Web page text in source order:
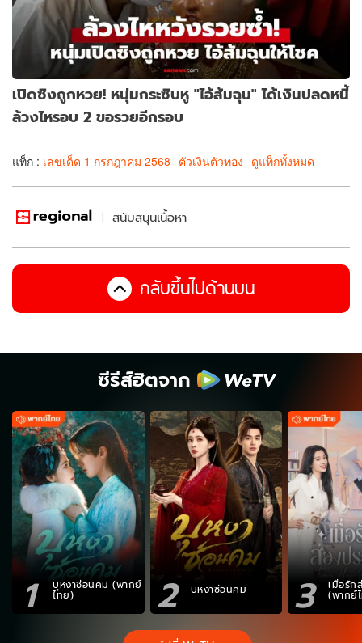
เปิดซิงถูกหวย! หนุ่มกระซิบหู "ไอ้ส้มฉุน" ได้เงินปลดหนี้
ล้วงไหรอบ 2 ขอรวยอีกรอบ
แท็ก : เลขเด็ด 1 กรกฎาคม 2568 ตัวเงินตัวทอง ดูแท็กทั้งหมด
สนับสนุนเนื้อหา
กลับขึ้นไปด้านบน
ซีรีส์ฮิตจาก
1 บุหงาซ่อนคม (พากย์
ไทย) 2 บุหงาซ่อนคม 3 เมื่อรัก
(พากย์